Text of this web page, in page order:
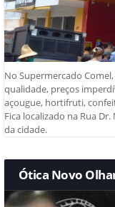
No Supermercado
qualidade, preços
açougue, hortifruti,
Fica localizado na Rua
da cidade.
Ótica Novo